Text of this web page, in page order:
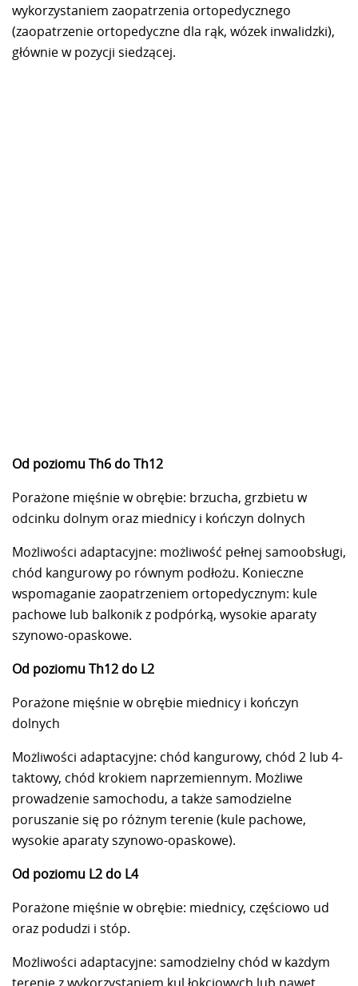
wykorzystaniem zaopatrzenia ortopedycznego
(zaopatrzenie ortopedyczne dla rąk, wózek inwalidzki),
głównie w pozycji siedzącej.
Od poziomu Th6 do Th12
Porażone mięśnie w obrębie: brzucha, grzbietu w
odcinku dolnym oraz miednicy i kończyn dolnych
Możliwości adaptacyjne: możliwość pełnej samoobsługi,
chód kangurowy po równym podłożu. Konieczne
wspomaganie zaopatrzeniem ortopedycznym: kule
pachowe lub balkonik z podpórką, wysokie aparaty
szynowo-opaskowe.
Od poziomu Th12 do L2
Porażone mięśnie w obrębie miednicy i kończyn
dolnych
Możliwości adaptacyjne: chód kangurowy, chód 2 lub 4-
taktowy, chód krokiem naprzemiennym. Możliwe
prowadzenie samochodu, a także samodzielne
poruszanie się po różnym terenie (kule pachowe,
wysokie aparaty szynowo-opaskowe).
Od poziomu L2 do L4
Porażone mięśnie w obrębie: miednicy, częściowo ud
oraz podudzi i stóp.
Możliwości adaptacyjne: samodzielny chód w każdym
terenie z wykorzystaniem kul łokciowych lub nawet